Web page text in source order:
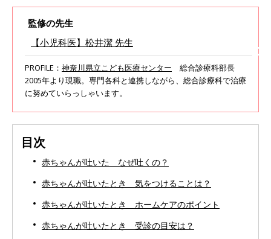
監修の先生
【小児科医】松井潔 先生
PROFILE： 神奈川県立こども医療センター 総合診療科部長
2005年より現職。専門各科と連携しながら、総合診療科で治療
に努めていらっしゃいます。
目次
赤ちゃんが吐いた なぜ吐くの？
赤ちゃんが吐いたとき 気をつけることは？
赤ちゃんが吐いたとき ホームケアのポイント
赤ちゃんが吐いたとき 受診の目安は？